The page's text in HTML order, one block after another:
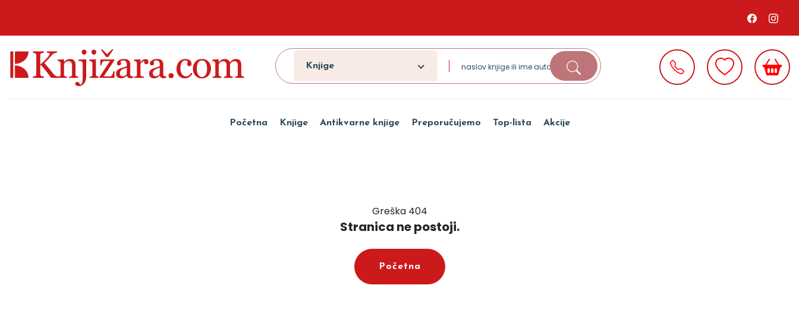
Knjige
Početna Knjige Antikvarne knjige Preporučujemo Top-lista Akcije
Greška 404
Stranica ne postoji.
Početna